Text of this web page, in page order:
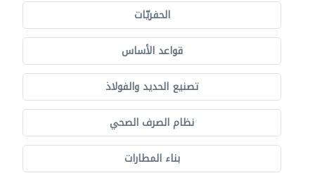
الحفريّات
قواعد الأساس
تصنيع الحديد والفولاذ
نظام الصرف الصحي
بناء المطارات